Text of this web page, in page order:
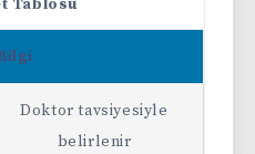
Tablosu
Doktor tavsiyesiyle
belirlenir